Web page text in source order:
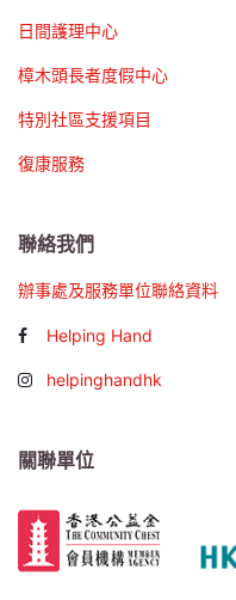
日間護理中心
樟木頭長者度假中心
特別社區支援項目
復康服務
聯絡我們
辦事處及服務單位聯絡資料
Helping Hand
helpinghandhk
關聯單位